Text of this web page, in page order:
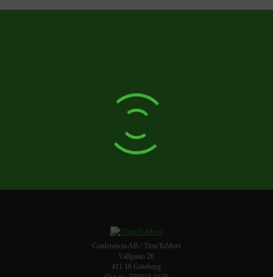
Conferencia AB / TimeToMeet
Vallgatan 26
411 16 Göteborg